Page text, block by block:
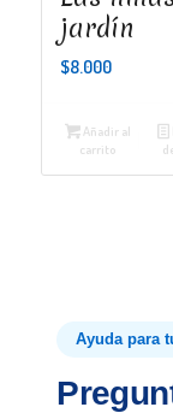
jardín
$8.000
Añadir al
carrito
Ayuda para